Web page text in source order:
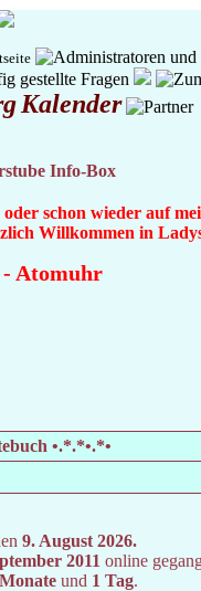
Kalender
Info-Box
schon wieder auf
Willkommen in
- Atomuhr
•.*.*•.*•
9. August 2026.
2011 online
und 1 Tag.